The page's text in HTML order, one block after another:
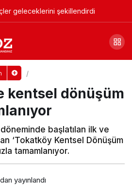
geleceklerini şekillendirdi
kentsel dönüşüm
başlatılan ilk ve
‘Tokatköy Kentsel Dönüşüm
tamamlanıyor.
yayınlandı
Beykozlularla bayramlaştı